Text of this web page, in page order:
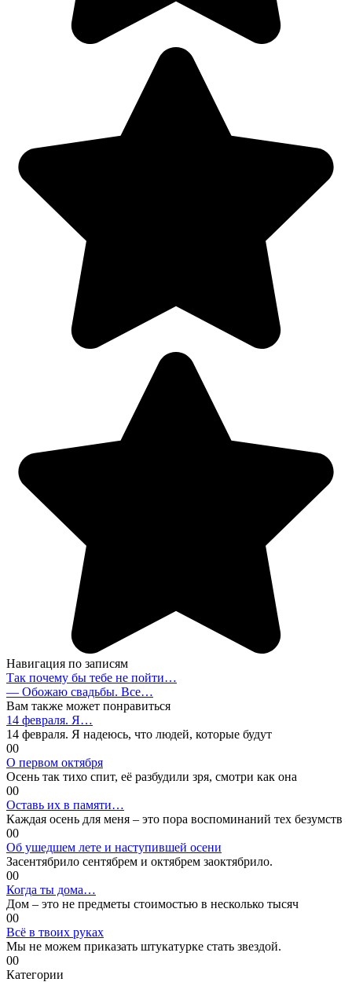
Навигация по записям
Так почему бы тебе не пойти…
— Обожаю свадьбы. Все…
Вам также может понравиться
14 февраля. Я…
14 февраля. Я надеюсь, что людей, которые будут
00
О первом октября
Осень так тихо спит, её разбудили зря, смотри как она
00
Оставь их в памяти…
Каждая осень для меня – это пора воспоминаний тех безумств
00
Об ушедшем лете и наступившей осени
Засентябрило сентябрем и октябрем заоктябрило.
00
Когда ты дома…
Дом – это не предметы стоимостью в несколько тысяч
00
Всё в твоих руках
Мы не можем приказать штукатурке стать звездой.
00
Категории